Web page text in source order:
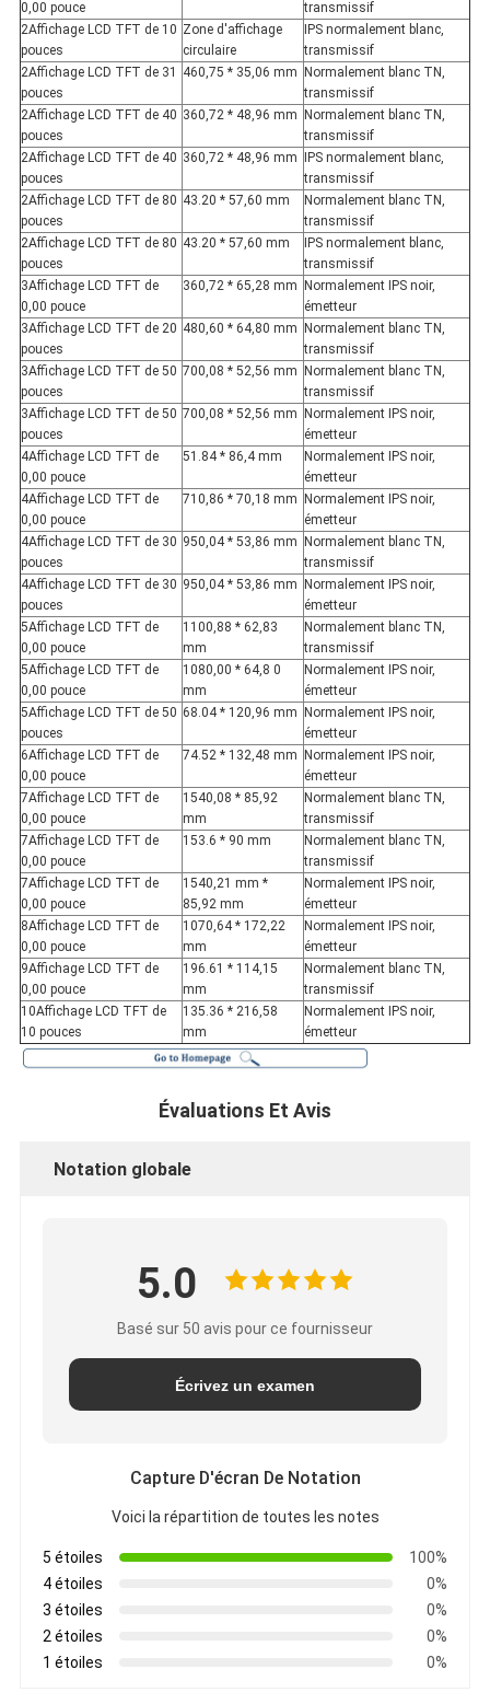
0,00 pouce
transmissif
2Affichage LCD TFT de 10
pouces
Zone d'affichage
circulaire
IPS normalement blanc,
transmissif
2Affichage LCD TFT de 31
pouces
460,75 * 35,06 mm Normalement blanc TN,
transmissif
2Affichage LCD TFT de 40
pouces
360,72 * 48,96 mm Normalement blanc TN,
transmissif
2Affichage LCD TFT de 40
pouces
360,72 * 48,96 mm IPS normalement blanc,
transmissif
2Affichage LCD TFT de 80
pouces
43.20 * 57,60 mm
Normalement blanc TN,
transmissif
2Affichage LCD TFT de 80
pouces
43.20 * 57,60 mm
IPS normalement blanc,
transmissif
3Affichage LCD TFT de
0,00 pouce
360,72 * 65,28 mm Normalement IPS noir,
émetteur
3Affichage LCD TFT de 20
pouces
480,60 * 64,80 mm Normalement blanc TN,
transmissif
3Affichage LCD TFT de 50
pouces
700,08 * 52,56 mm Normalement blanc TN,
transmissif
3Affichage LCD TFT de 50
pouces
700,08 * 52,56 mm Normalement IPS noir,
émetteur
4Affichage LCD TFT de
0,00 pouce
51.84 * 86,4 mm
Normalement IPS noir,
émetteur
4Affichage LCD TFT de
0,00 pouce
710,86 * 70,18 mm Normalement IPS noir,
émetteur
4Affichage LCD TFT de 30
pouces
950,04 * 53,86 mm Normalement blanc TN,
transmissif
4Affichage LCD TFT de 30
pouces
950,04 * 53,86 mm Normalement IPS noir,
émetteur
5Affichage LCD TFT de
0,00 pouce
1100,88 * 62,83
mm
Normalement blanc TN,
transmissif
5Affichage LCD TFT de
0,00 pouce
1080,00 * 64,8 0
mm
Normalement IPS noir,
émetteur
5Affichage LCD TFT de 50
pouces
68.04 * 120,96 mm Normalement IPS noir,
émetteur
6Affichage LCD TFT de
0,00 pouce
74.52 * 132,48 mm Normalement IPS noir,
émetteur
7Affichage LCD TFT de
0,00 pouce
1540,08 * 85,92
mm
Normalement blanc TN,
transmissif
7Affichage LCD TFT de
0,00 pouce
153.6 * 90 mm
Normalement blanc TN,
transmissif
7Affichage LCD TFT de
0,00 pouce
1540,21 mm *
85,92 mm
Normalement IPS noir,
émetteur
8Affichage LCD TFT de
0,00 pouce
1070,64 * 172,22
mm
Normalement IPS noir,
émetteur
9Affichage LCD TFT de
0,00 pouce
196.61 * 114,15
mm
Normalement blanc TN,
transmissif
10Affichage LCD TFT de
10 pouces
135.36 * 216,58
mm
Normalement IPS noir,
émetteur
Évaluations Et Avis
Notation globale
5.0
Basé sur 50 avis pour ce fournisseur
Écrivez un examen
Capture D'écran De Notation
Voici la répartition de toutes les notes
5 étoiles
100%
4 étoiles
0%
3 étoiles
0%
2 étoiles
0%
1 étoiles
0%